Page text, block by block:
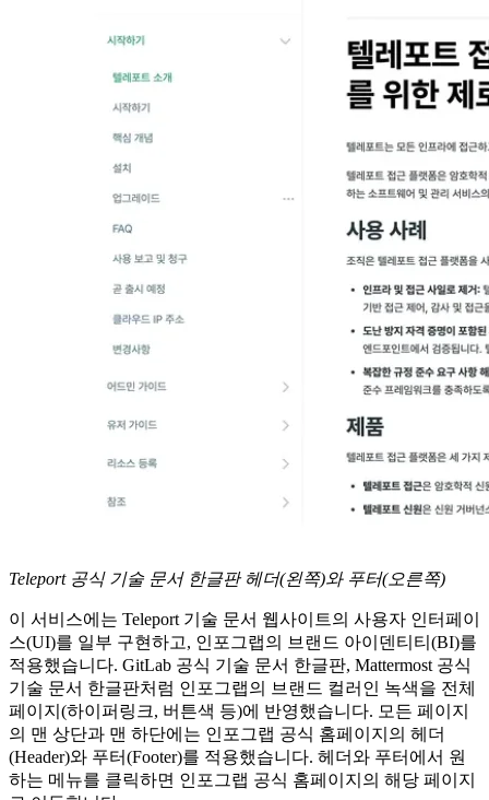
Teleport 공식 기술 문서 한글판 헤더(왼쪽)와 푸터(오른쪽)
이 서비스에는 Teleport 기술 문서 웹사이트의 사용자 인터페이
스(UI)를 일부 구현하고, 인포그랩의 브랜드 아이덴티티(BI)를
적용했습니다. GitLab 공식 기술 문서 한글판, Mattermost 공식
기술 문서 한글판처럼 인포그랩의 브랜드 컬러인 녹색을 전체
페이지(하이퍼링크, 버튼색 등)에 반영했습니다. 모든 페이지
의 맨 상단과 맨 하단에는 인포그랩 공식 홈페이지의 헤더
(Header)와 푸터(Footer)를 적용했습니다. 헤더와 푸터에서 원
하는 메뉴를 클릭하면 인포그랩 공식 홈페이지의 해당 페이지